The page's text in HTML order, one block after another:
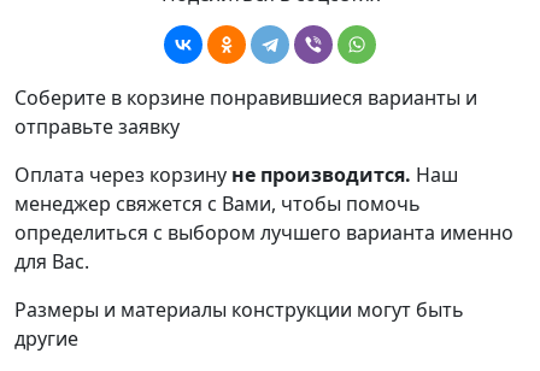
Соберите в корзине понравившиеся варианты и
отправьте заявку
Оплата через корзину не производится. Наш
менеджер свяжется с Вами, чтобы помочь
определиться с выбором лучшего варианта именно
для Вас.
Размеры и материалы конструкции могут быть
другие